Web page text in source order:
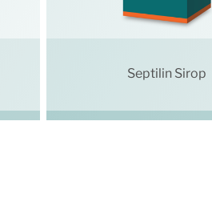
Septilin Sirop